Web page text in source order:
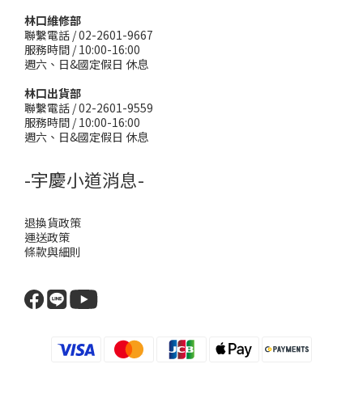
林口維修部
聯繫電話 / 02-2601-9667
服務時間 / 10:00-16:00
週六、日&國定假日 休息
林口出貨部
聯繫電話 / 02-2601-9559
服務時間 / 10:00-16:00
週六、日&國定假日 休息
-宇慶小道消息-
退換貨政策
運送政策
條款與細則